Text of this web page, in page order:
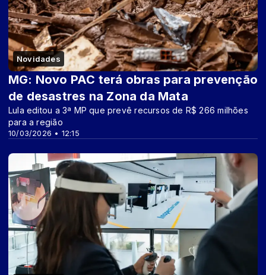
Novidades
10/03/2026 • 12:15
MG: Novo PAC terá obras para prevenção
de desastres na Zona da Mata
Lula editou a 3ª MP que prevê recursos de R$ 266 milhões
para a região